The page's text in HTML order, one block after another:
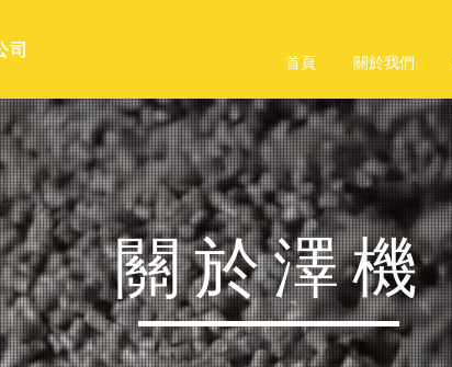
司
首頁 關於我們
關於澤機